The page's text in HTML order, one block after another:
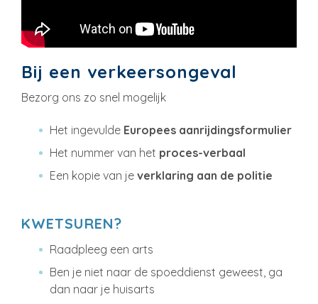
Bij een verkeersongeval
Bezorg ons zo snel mogelijk
Het ingevulde Europees aanrijdingsformulier
Het nummer van het proces-verbaal
Een kopie van je verklaring aan de politie
KWETSUREN?
Raadpleeg een arts
Ben je niet naar de spoeddienst geweest, ga
dan naar je huisarts